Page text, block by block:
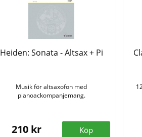
Heiden: Sonata - Altsax + Pi
Musik för altsaxofon med
pianoackompanjemang.
210 kr Köp